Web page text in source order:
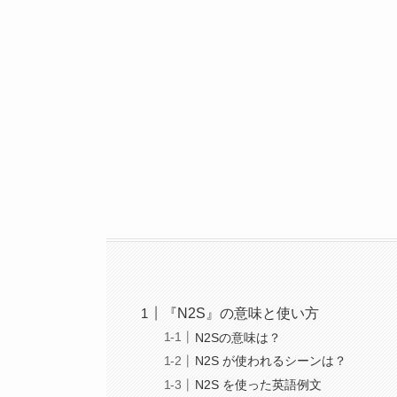
『N2S』の意味と使い方
N2Sの意味は？
N2S が使われるシーンは？
N2S を使った英語例文